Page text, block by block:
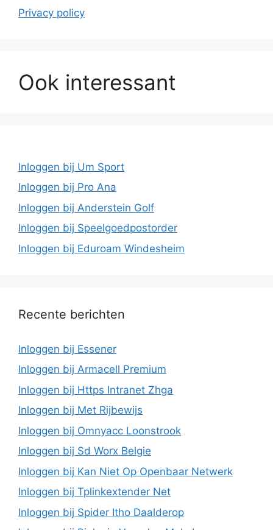
Privacy policy
Ook interessant
Inloggen bij Um Sport
Inloggen bij Pro Ana
Inloggen bij Anderstein Golf
Inloggen bij Speelgoedpostorder
Inloggen bij Eduroam Windesheim
Recente berichten
Inloggen bij Essener
Inloggen bij Armacell Premium
Inloggen bij Https Intranet Zhga
Inloggen bij Met Rijbewijs
Inloggen bij Omnyacc Loonstrook
Inloggen bij Sd Worx Belgie
Inloggen bij Kan Niet Op Openbaar Netwerk
Inloggen bij Tplinkextender Net
Inloggen bij Spider Itho Daalderop